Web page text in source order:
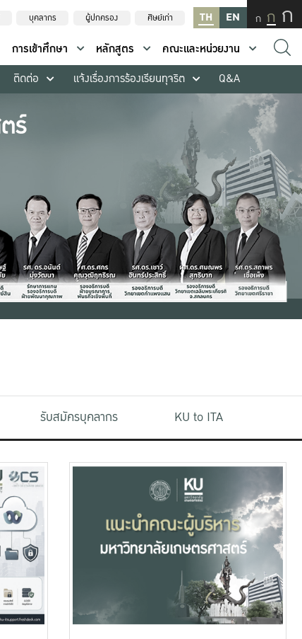
บุคลากร ผู้ปกครอง ศิษย์เก่า TH EN ก ก ก
การเข้าศึกษา หลักสูตร
คณะและหน่วยงาน
ติดต่อ แจ้งเรื่องการร้องเรียนทุจริต Q&A
รับสมัครบุคลากร KU to ITA